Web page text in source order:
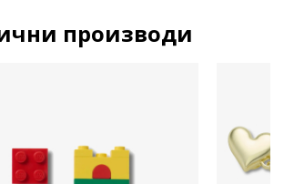
производи